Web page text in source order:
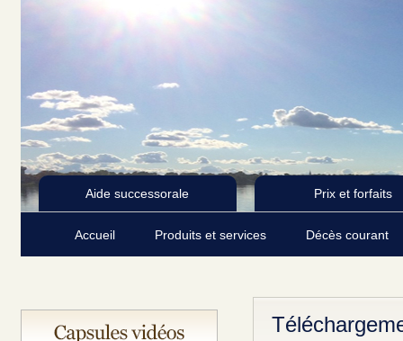
Aide successorale Prix et forfaits
Accueil Produits et services Décès courant